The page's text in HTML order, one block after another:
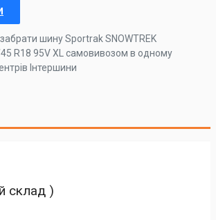
шину Sportrak SNOWTREK
R18 95V XL самовивозом в одному
Інтершини
склад )